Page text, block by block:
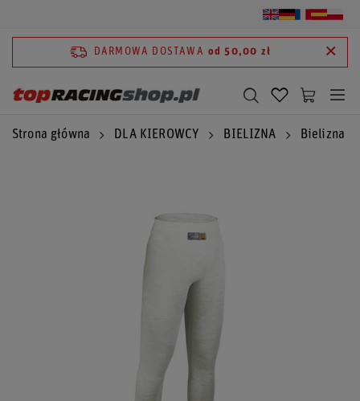
DARMOWA DOSTAWA od 50,00 zł
Strona główna DLA KIEROWCY BIELIZNA Bielizna